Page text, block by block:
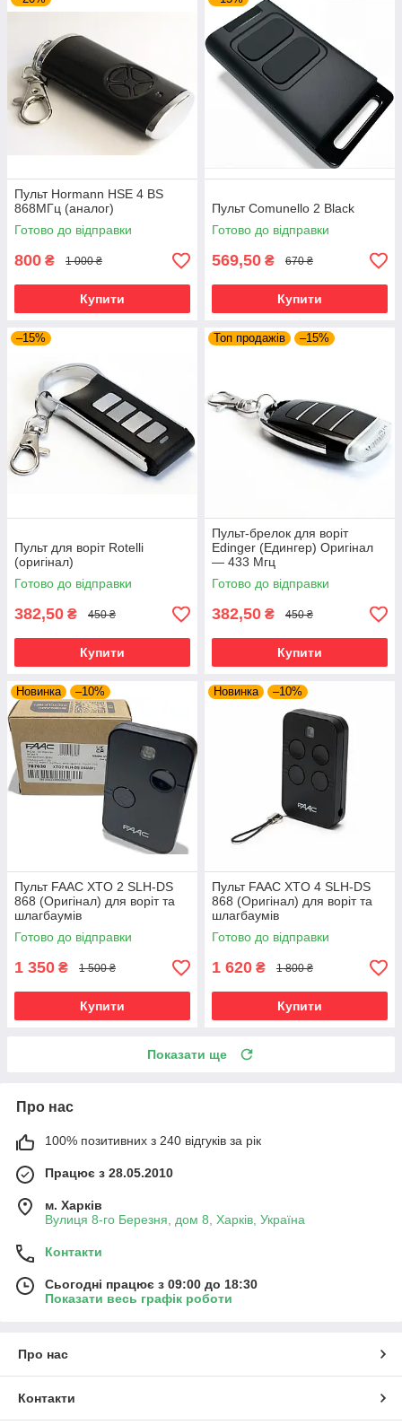
Пульт Hormann HSE 4 BS
868МГц (аналог)
Готово до відправки
800 ₴ 1 000 ₴
Купити
Пульт Comunello 2 Black
Готово до відправки
569,50 ₴ 670 ₴
Купити
–15%
Пульт для воріт Rotelli
(оригінал)
Готово до відправки
382,50 ₴ 450 ₴
Купити
Топ продажів –15%
Пульт-брелок для воріт
Edinger (Едингер) Оригінал
— 433 Мгц
Готово до відправки
382,50 ₴ 450 ₴
Купити
Новинка –10%
Пульт FAAC XTO 2 SLH-DS
868 (Oригінал) для воріт та
шлагбаумів
Готово до відправки
1 350 ₴ 1 500 ₴
Купити
Новинка –10%
Пульт FAAC XTO 4 SLH-DS
868 (Oригінал) для воріт та
шлагбаумів
Готово до відправки
1 620 ₴ 1 800 ₴
Купити
Показати ще
Про нас
100% позитивних з 240 відгуків за рік
Працює з 28.05.2010
м. Харків
Вулиця 8-го Березня, дом 8, Харків, Україна
Контакти
Сьогодні працює з 09:00 до 18:30
Показати весь графік роботи
Про нас
Контакти